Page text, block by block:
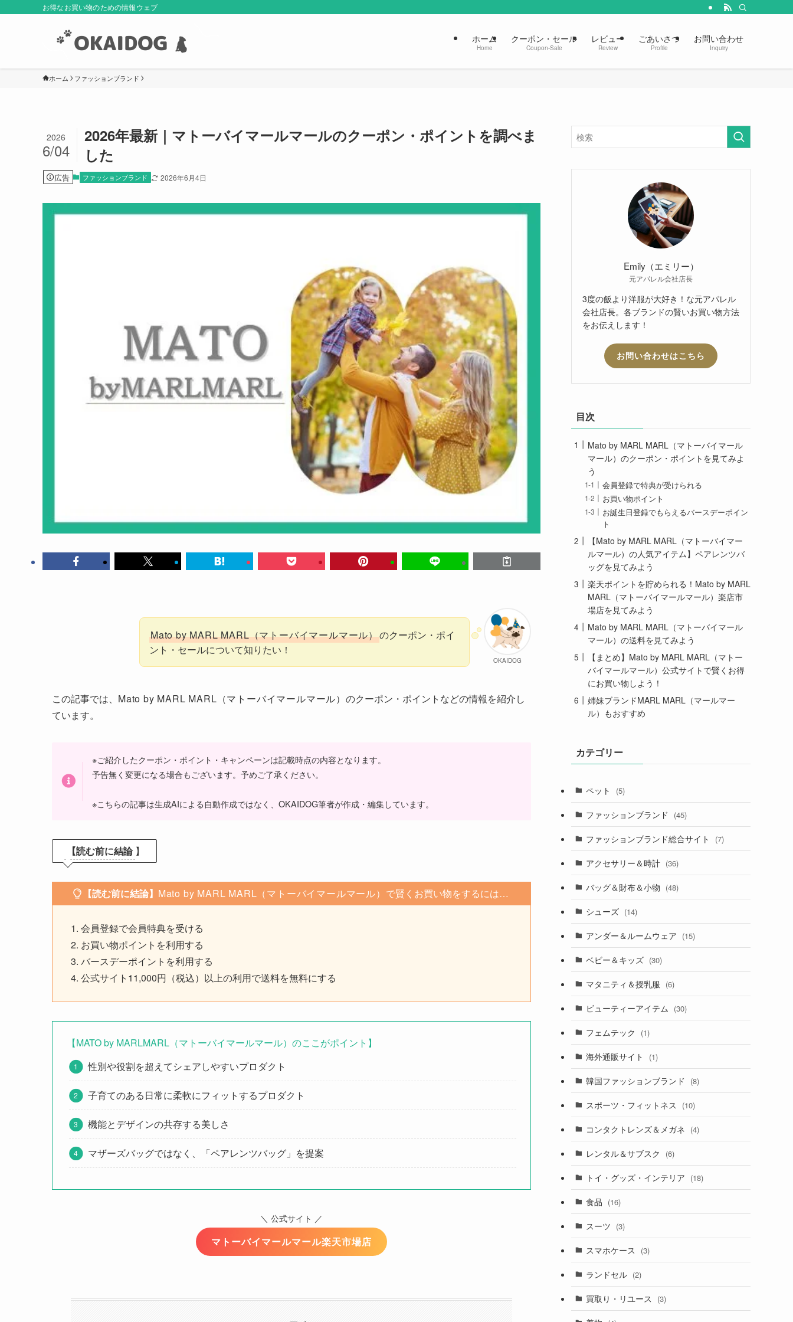
お得なお買い物のための情報ウェブ
ホーム
Home
クーポン・セール
Coupon-Sale
レビュー
Review
ごあいさつ
Profile
お問い合わせ
Inquiry
ホーム ファッションブランド
2026年最新｜マトーバイマールマールのクーポン・ポイントを調べま
した
2026
6/04
広告 ファッションブランド 2026年6月4日
OKAIDOG
Mato by MARL MARL（マトーバイマールマール）のクーポン・ポイ
ント・セールについて知りたい！
この記事では、 Mato by MARL MARL（マトーバイマールマール） のクーポン・ポイントなどの情報を紹介し
ています。
※ご紹介したクーポン・ポイント・キャンペーンは記載時点の内容となります。
予告無く変更になる場合もございます。予めご了承ください。
※こちらの記事は生成AIによる自動作成ではなく、OKAIDOG筆者が作成・編集しています。
【読む前に結論 】
【読む前に結論】 Mato by MARL MARL（マトーバイマールマール） で賢くお買い物をするには…
会員登録で会員特典を受ける
お買い物ポイントを利用する
バースデーポイントを利用する
公式サイト11,000円（税込）以上の利用で送料を無料にする
【MATO by MARLMARL（マトーバイマールマール）のここがポイント】
性別や役割を超えてシェアしやすいプロダクト
子育てのある日常に柔軟にフィットするプロダクト
機能とデザインの共存する美しさ
マザーズバッグではなく、「ペアレンツバッグ」を提案
＼ 公式サイト ／
マトーバイマールマール楽天市場店
Emily（エミリー）
元アパレル会社店長
3度の飯より洋服が大好き！な元アパレル
会社店長。各ブランドの賢いお買い物方法
をお伝えします！
お問い合わせはこちら
目次
Mato by MARL MARL（マトーバイマール
マール）のクーポン・ポイントを見てみよ
う
会員登録で特典が受けられる
お買い物ポイント
お誕生日登録でもらえるバースデーポイン
ト
【Mato by MARL MARL（マトーバイマー
ルマール）の人気アイテム】ペアレンツバ
ッグを見てみよう
楽天ポイントを貯められる！Mato by MARL
MARL（マトーバイマールマール）楽店市
場店を見てみよう
Mato by MARL MARL（マトーバイマール
マール）の送料を見てみよう
【まとめ】Mato by MARL MARL（マトー
バイマールマール）公式サイトで賢くお得
にお買い物しよう！
姉妹ブランドMARL MARL（マールマー
ル）もおすすめ
カテゴリー
ペット (5)
ファッションブランド (45)
ファッションブランド総合サイト (7)
アクセサリー＆時計 (36)
バッグ＆財布＆小物 (48)
シューズ (14)
アンダー＆ルームウェア (15)
ベビー＆キッズ (30)
マタニティ＆授乳服 (6)
ビューティーアイテム (30)
フェムテック (1)
海外通販サイト (1)
韓国ファッションブランド (8)
スポーツ・フィットネス (10)
コンタクトレンズ＆メガネ (4)
レンタル＆サブスク (6)
トイ・グッズ・インテリア (18)
食品 (16)
スーツ (3)
スマホケース (3)
ランドセル (2)
買取り・リユース (3)